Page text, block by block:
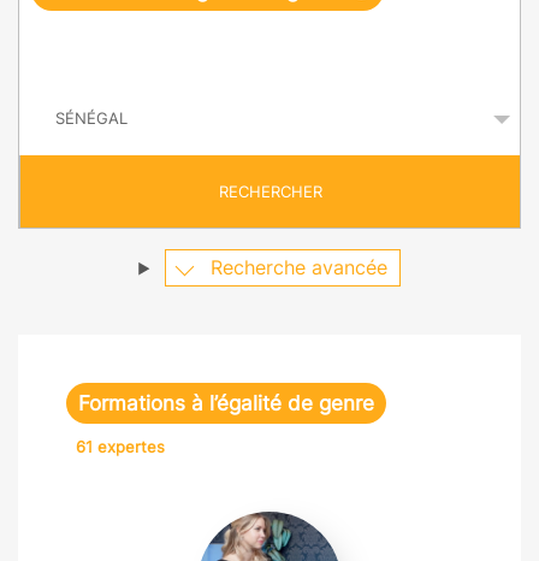
ê
e
RECHERCHER
Recherche avancée
Formations à l’égalité de genre
61 expertes
Morgane
Dion